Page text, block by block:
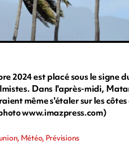
2024 est placé sous le signe
Dans l'après-midi,
même s'étaler sur les
www.imazpress.com)
Météo, Prévisions